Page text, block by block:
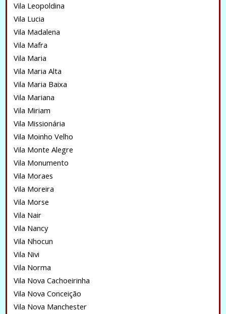
Vila Leopoldina
Vila Lucia
Vila Madalena
Vila Mafra
Vila Maria
Vila Maria Alta
Vila Maria Baixa
Vila Mariana
Vila Miriam
Vila Missionária
Vila Moinho Velho
Vila Monte Alegre
Vila Monumento
Vila Moraes
Vila Moreira
Vila Morse
Vila Nair
Vila Nancy
Vila Nhocun
Vila Nivi
Vila Norma
Vila Nova Cachoeirinha
Vila Nova Conceição
Vila Nova Manchester